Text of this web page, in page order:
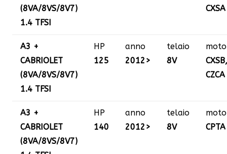
(8VA/8VS/8V7)
1.4 TFSI
CXSA
A3 +
CABRIOLET
(8VA/8VS/8V7)
1.4 TFSI
HP
125
anno
2012>
telaio
8V
CXSB,
CZCA
A3 +
CABRIOLET
(8VA/8VS/8V7)
HP
140
anno
2012>
telaio
8V
CPTA